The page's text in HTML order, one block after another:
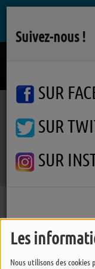
Les
Nous utilisons des
Podcasts Phil's
Phil's
Suivez-nous !
SUR
SUR
SUR